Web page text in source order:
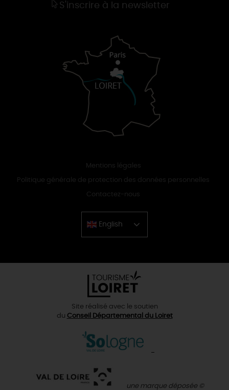
S'inscrire à la newsletter
Mentions légales
Politique générale de protection des données personnelles
Contactez-nous
English
Chinese
Site réalisé avec le soutien
du Conseil Départemental du Loiret
une marque déposée ©